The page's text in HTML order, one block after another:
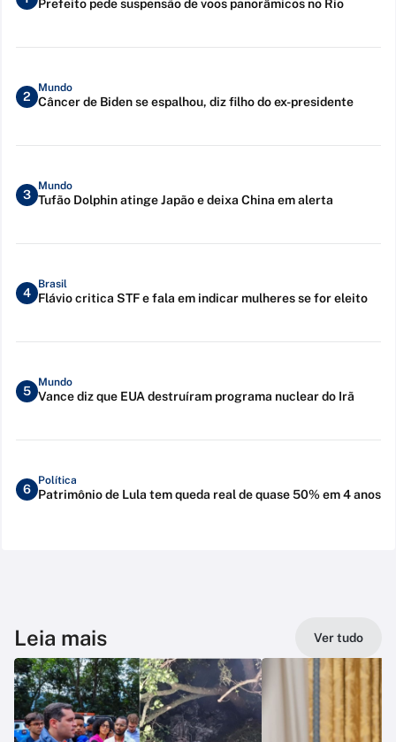
Prefeito pede suspensão de voos panorâmicos no Rio
2
Mundo
Câncer de Biden se espalhou, diz filho do ex-presidente
3
Mundo
Tufão Dolphin atinge Japão e deixa China em alerta
4
Brasil
Flávio critica STF e fala em indicar mulheres se for eleito
5
Mundo
Vance diz que EUA destruíram programa nuclear do Irã
6
Política
Patrimônio de Lula tem queda real de quase 50% em 4 anos
Leia mais Ver tudo